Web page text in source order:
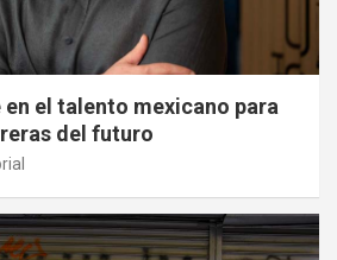
el talento mexicano para
del futuro